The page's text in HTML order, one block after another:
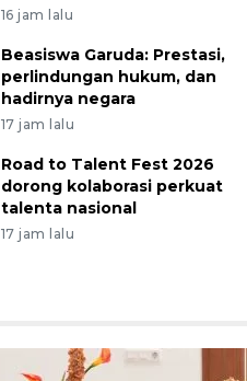
16 jam lalu
Beasiswa Garuda: Prestasi,
perlindungan hukum, dan
hadirnya negara
17 jam lalu
Road to Talent Fest 2026
dorong kolaborasi perkuat
talenta nasional
17 jam lalu